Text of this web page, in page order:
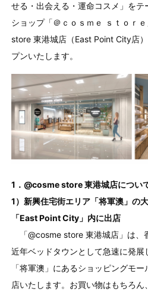
せる・出会える・運命コスメ」をテ
ショップ「＠ｃｏｓｍｅ ｓｔｏｒ
store 東港城店（East Point City店
プンいたします。
1．@cosme store 東港城店につい
1）新興住宅街エリア「将軍澳」の
「East Point City」内に出店
「@cosme store 東港城店」は、
近年ベッドタウンとして急速に発
「将軍澳」にあるショッピングモ
店いたします。お買い物はもちろ